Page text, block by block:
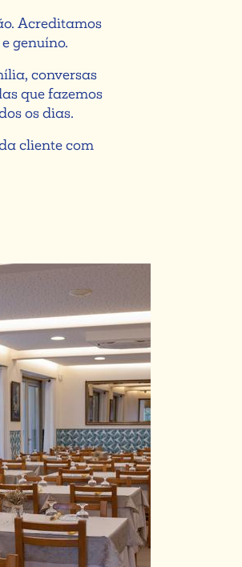
Acreditamos
genuíno.
conversas
que fazemos
os dias.
cliente com